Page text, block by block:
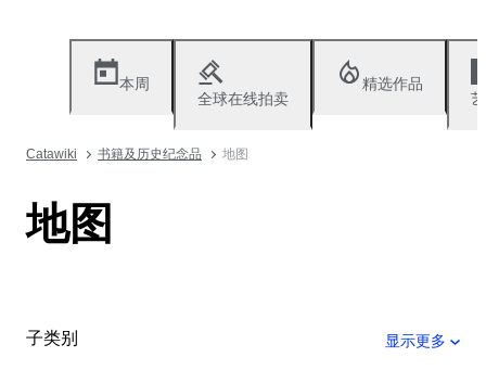
本周
全球在线拍卖
精选作品
Catawiki 书籍及历史纪念品 地图
地图
子类别 显示更多